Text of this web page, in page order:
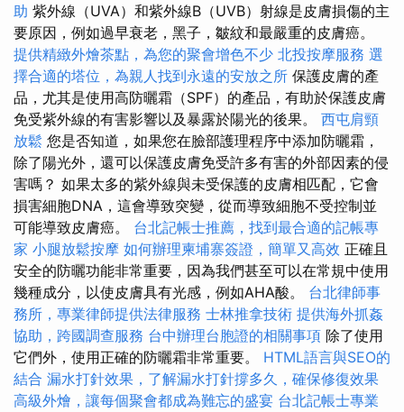
助 紫外線（UVA）和紫外線B（UVB）射線是皮膚損傷的主
要原因，例如過早衰老，黑子，皺紋和最嚴重的皮膚癌。
提供精緻外燴茶點，為您的聚會增色不少 北投按摩服務 選
擇合適的塔位，為親人找到永遠的安放之所 保護皮膚的產
品，尤其是使用高防曬霜（SPF）的產品，有助於保護皮膚
免受紫外線的有害影響以及暴露於陽光的後果。 西屯肩頸
放鬆 您是否知道，如果您在臉部護理程序中添加防曬霜，
除了陽光外，還可以保護皮膚免受許多有害的外部因素的侵
害嗎？ 如果太多的紫外線與未受保護的皮膚相匹配，它會
損害細胞DNA，這會導致突變，從而導致細胞不受控制並
可能導致皮膚癌。 台北記帳士推薦，找到最合適的記帳專
家 小腿放鬆按摩 如何辦理柬埔寨簽證，簡單又高效 正確且
安全的防曬功能非常重要，因為我們甚至可以在常規中使用
幾種成分，以使皮膚具有光感，例如AHA酸。 台北律師事
務所，專業律師提供法律服務 士林推拿技術 提供海外抓姦
協助，跨國調查服務 台中辦理台胞證的相關事項 除了使用
它們外，使用正確的防曬霜非常重要。 HTML語言與SEO的
結合 漏水打針效果，了解漏水打針撐多久，確保修復效果
高級外燴，讓每個聚會都成為難忘的盛宴 台北記帳士專業